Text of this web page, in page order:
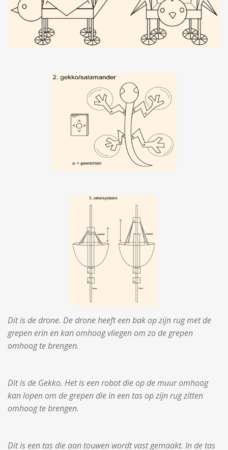
Dit is de drone. De drone heeft een bak op zijn rug met de
grepen erin en kan omhoog vliegen om zo de grepen
omhoog te brengen.
Dit is de Gekko. Het is een robot die op de muur omhoog
kan lopen om de grepen die in een tas op zijn rug zitten
omhoog te brengen.
Dit is een tas die aan touwen wordt vast gemaakt. In de tas